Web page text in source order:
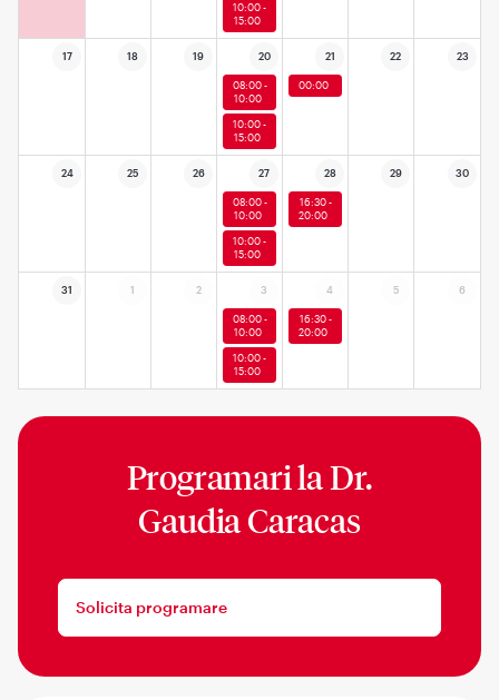
10:00 -
15:00
17 18 19 20 21 22 23
08:00 -
10:00
00:00
10:00 -
15:00
24 25 26 27 28 29 30
08:00 -
10:00
16:30 -
20:00
10:00 -
15:00
31 1 2 3 4 5 6
08:00 -
10:00
16:30 -
20:00
10:00 -
15:00
Programari laDr.
Gaudia Caracas
Solicita programare